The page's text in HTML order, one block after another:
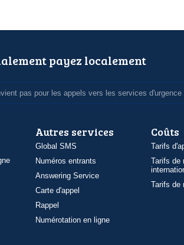
payez localement
pas pour les appels vers les services d'urgence
Autres services
Global SMS
Numéros entrants
Answering Service
Carte d'appel
Rappel
Numérotation en ligne
Coûts
Tarifs
Tarifs de
Tarifs de